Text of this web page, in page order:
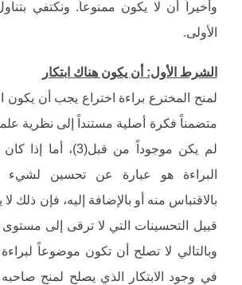
وأخيراً أن لا يكون ممنوعاً. ونكتفي
الأولى.
الشرط الأول: أن يكون هناك ابتكار
لمنح المخترع براءة اختراع يجب أن يكون
متضمناً فكرة أصلية مستنداً إلى نظرية
لم يكن موجوداً من
البراءة هو عبارة عن تحسين
بالاقتباس منه أو بالإضافة إليه، فإن ذلك
قبيل التحسينات التي لا ترقى إلى مستوى
وبالتالي لا تصلح أن تكون موضوعاً لبراءة
في وجود الابتكار الذي يصلح لمنح صاحبه